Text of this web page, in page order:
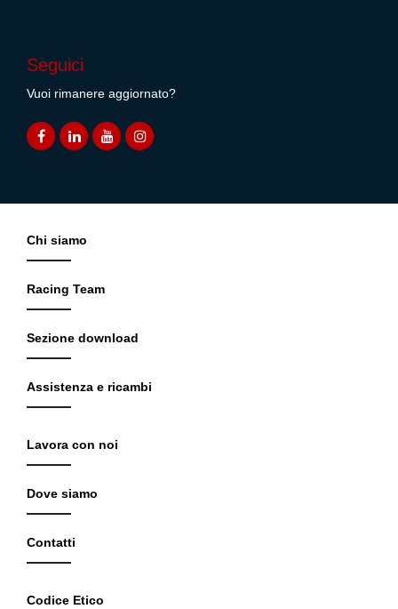
Seguici
Vuoi rimanere aggiornato?
Chi siamo
Racing Team
Sezione download
Assistenza e ricambi
Lavora con noi
Dove siamo
Contatti
Codice Etico